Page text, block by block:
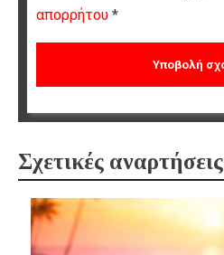
απορρήτου *
Σχετικές αναρτήσεις